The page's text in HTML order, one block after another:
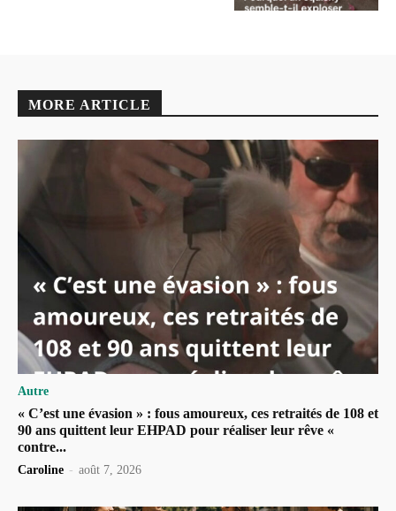
MORE ARTICLE
Autre
« C’est une évasion » : fous amoureux, ces retraités de 108 et
90 ans quittent leur EHPAD pour réaliser leur rêve «
contre...
Caroline - août 7, 2026